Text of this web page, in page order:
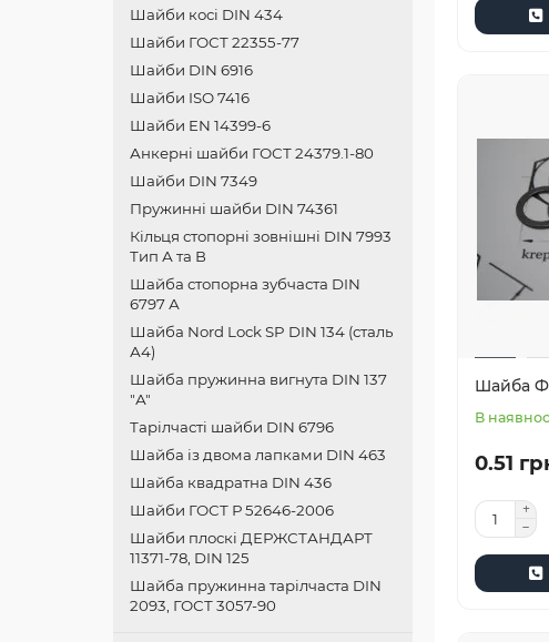
Шайби косі DIN 434
Шайби ГОСТ 22355-77
Шайби DIN 6916
Шайби ISO 7416
Шайби EN 14399-6
Анкерні шайби ГОСТ 24379.1-80
Шайби DIN 7349
Пружинні шайби DIN 74361
Кільця стопорні зовнішні DIN 7993
Тип А та В
Шайба стопорна зубчаста DIN
6797 А
Шайба Nord Lock SP DIN 134 (сталь
А4)
Шайба пружинна вигнута DIN 137
"А"
Тарілчасті шайби DIN 6796
Шайба із двома лапками DIN 463
Шайба квадратна DIN 436
Шайби ГОСТ Р 52646-2006
Шайби плоскі ДЕРЖСТАНДАРТ
11371-78, DIN 125
Шайба пружинна тарілчаста DIN
2093, ГОСТ 3057-90
Шайба
В
0.51